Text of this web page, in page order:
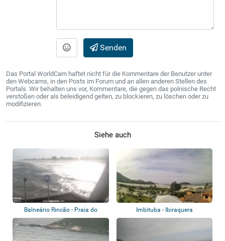
Senden
Das Portal WorldCam haftet nicht für die Kommentare der Benutzer unter
den Webcams, in den Posts im Forum und an allen anderen Stellen des
Portals. Wir behalten uns vor, Kommentare, die gegen das polnische Recht
verstoßen oder als beleidigend gelten, zu blockieren, zu löschen oder zu
modifizieren.
Siehe auch
Balneário Rincão - Praia do
Rincão
Imbituba - Ibiraquera